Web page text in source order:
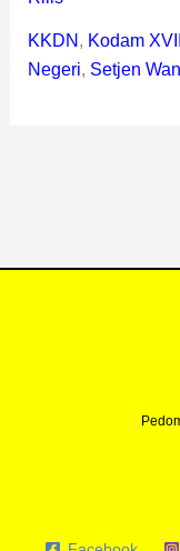
KKDN , Kodam
Negeri, Setjen